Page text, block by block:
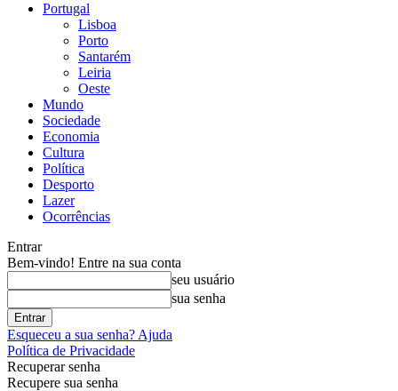
Portugal
Lisboa
Porto
Santarém
Leiria
Oeste
Mundo
Sociedade
Economia
Cultura
Política
Desporto
Lazer
Ocorrências
Entrar
Bem-vindo! Entre na sua conta
seu usuário
sua senha
Esqueceu a sua senha? Ajuda
Política de Privacidade
Recuperar senha
Recupere sua senha